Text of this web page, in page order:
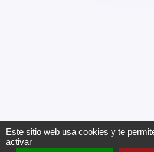
Este sitio web usa cookies y te
activar